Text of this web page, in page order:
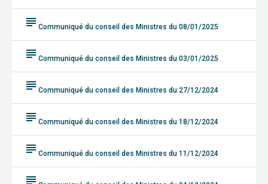
subject Communiqué du conseil des Ministres du 08/01/2025
subject Communiqué du conseil des Ministres du 03/01/2025
subject Communiqué du conseil des Ministres du 27/12/2024
subject Communiqué du conseil des Ministres du 18/12/2024
subject Communiqué du conseil des Ministres du 11/12/2024
subject